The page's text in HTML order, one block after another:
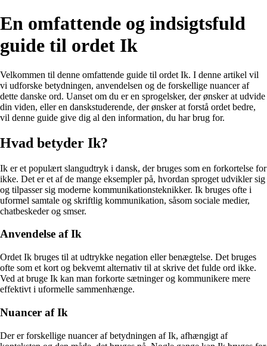
En omfattende og indsigtsfuld
guide til ordet Ik
Velkommen til denne omfattende guide til ordet Ik. I denne artikel vil
vi udforske betydningen, anvendelsen og de forskellige nuancer af
dette danske ord. Uanset om du er en sprogelsker, der ønsker at udvide
din viden, eller en danskstuderende, der ønsker at forstå ordet bedre,
vil denne guide give dig al den information, du har brug for.
Hvad betyder Ik?
Ik er et populært slangudtryk i dansk, der bruges som en forkortelse for
ikke. Det er et af de mange eksempler på, hvordan sproget udvikler sig
og tilpasser sig moderne kommunikationsteknikker. Ik bruges ofte i
uformel samtale og skriftlig kommunikation, såsom sociale medier,
chatbeskeder og smser.
Anvendelse af Ik
Ordet Ik bruges til at udtrykke negation eller benægtelse. Det bruges
ofte som et kort og bekvemt alternativ til at skrive det fulde ord ikke.
Ved at bruge Ik kan man forkorte sætninger og kommunikere mere
effektivt i uformelle sammenhænge.
Nuancer af Ik
Der er forskellige nuancer af betydningen af Ik, afhængigt af